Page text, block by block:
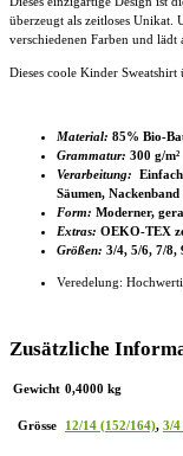
überzeugt als zeitloses Unikat.
verschiedenen Farben und lädt
Dieses coole Kinder Sweatshirt
Material: 85% Bio-
Grammatur: 300 g/m²
Verarbeitung:
Säumen, Nackenband
Form: Moderner,
Extras: OEKO-TEX
Größen: 3/4, 5/6, 7/8,
Veredelung:
Zusätzliche
Gewicht 0,4000 kg
Grösse 12/14 (152/164), 3/4